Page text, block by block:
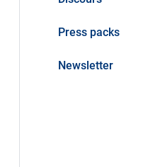
Press packs
Newsletter